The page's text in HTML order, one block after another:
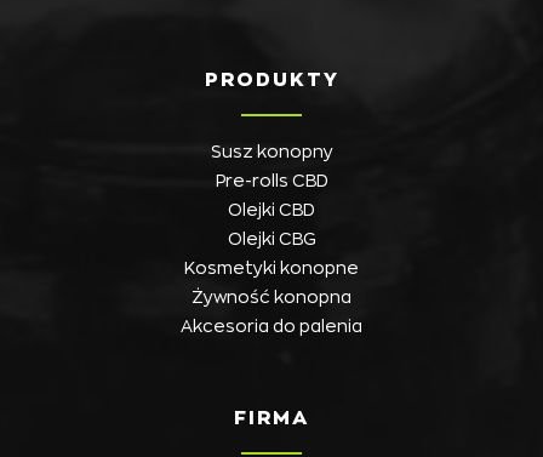
PRODUKTY
Susz konopny
Pre-rolls CBD
Olejki CBD
Olejki CBG
Kosmetyki konopne
Żywność konopna
Akcesoria do palenia
FIRMA